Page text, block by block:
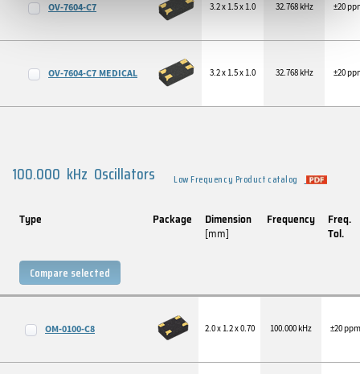
OV-7604-C7 3.2 x 1.5 x 1.0 32.768 kHz ±20
OV-7604-C7 MEDICAL 3.2 x 1.5 x 1.0 32.768 kHz ±20
100.000 kHz Oscillators Low Frequency Product catalog
Type Package
Dimension
[mm]
Frequency
Freq.
Tol.
Compare selected
OM-0100-C8 2.0 x 1.2 x 0.70 100.000 kHz ±20 ppm